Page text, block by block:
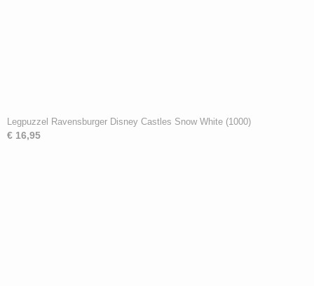
Legpuzzel Ravensburger Disney Castles Snow White (1000)
€ 16,95